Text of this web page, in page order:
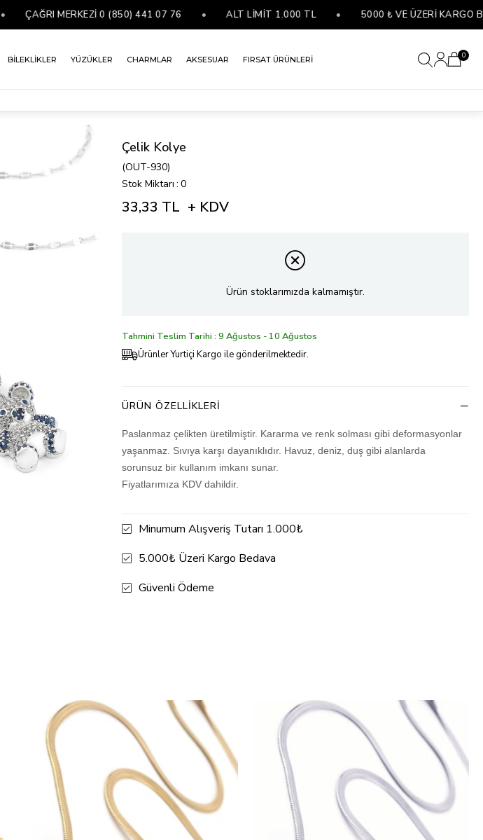
ÇAĞRI MERKEZİ 0 (850) 441 07 76 • ALT LİMİT 1.000 TL • 5000 ₺ VE ÜZERİ KARGO
BİLEKLİKLER YÜZÜKLER CHARMLAR AKSESUAR FIRSAT ÜRÜNLERİ 0
Çelik Kolye
(OUT-930)
Stok Miktarı : 0
33,33 TL + KDV
Ürün stoklarımızda kalmamıştır.
Tahmini Teslim Tarihi : 9 Ağustos - 10 Ağustos
Ürünler Yurtiçi Kargo ile gönderilmektedir.
ÜRÜN ÖZELLIKLERI
Paslanmaz çelikten üretilmiştir. Kararma ve renk solması gibi deformasyonlar
yaşanmaz. Sıvıya karşı dayanıklıdır. Havuz, deniz, duş gibi alanlarda
sorunsuz bir kullanım imkanı sunar.
Fiyatlarımıza KDV dahildir.
Minumum Alışveriş Tutarı 1.000₺
5.000₺ Üzeri Kargo Bedava
Güvenli Ödeme